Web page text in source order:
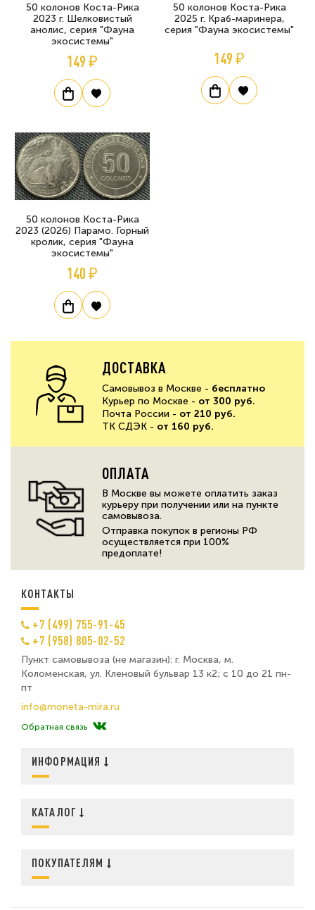
50 колонов Коста-Рика
2023 г. Шелковистый
анолис, серия "Фауна
экосистемы"
149 ₽
50 колонов Коста-Рика
2025 г. Краб-маринера,
серия "Фауна экосистемы"
149 ₽
50 колонов Коста-Рика
2023 (2026) Парамо. Горный
кролик, серия "Фауна
экосистемы"
140 ₽
ДОСТАВКА
Самовывоз в Москве - бесплатно
Курьер по Москве - от 300 руб.
Почта России - от 210 руб.
ТК СДЭК - от 160 руб.
ОПЛАТА
В Москве вы можете оплатить заказ
курьеру при получении или на пункте
самовывоза.
Отправка покупок в регионы РФ
осуществляется при 100%
предоплате!
КОНТАКТЫ
+7 (499) 755-91-45
+7 (958) 805-02-52
Пункт самовывоза (не магазин): г. Москва, м.
Коломенская, ул. Кленовый бульвар 13 к2; с 10 до 21 пн-
пт
info@moneta-mira.ru
Обратная связь
ИНФОРМАЦИЯ
КАТАЛОГ
ПОКУПАТЕЛЯМ